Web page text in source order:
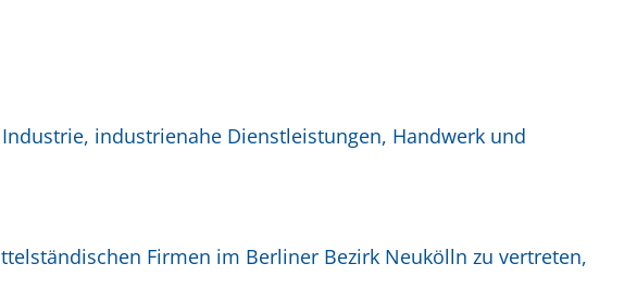
industrienahe Dienstleistungen, Handwerk und
Firmen im Berliner Bezirk Neukölln zu vertreten,